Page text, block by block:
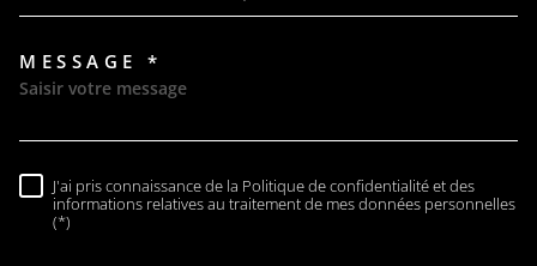
MESSAGE *
RÈGLEMENTATION
J'ai pris connaissance de la Politique de confidentialité et des
informations relatives au traitement de mes données personnelles
(*)